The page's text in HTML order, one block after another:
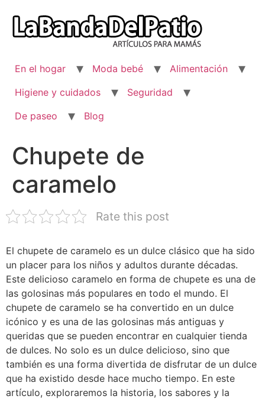
contenido
En el hogar Moda bebé
Alimentación
Higiene y cuidados
Seguridad
De paseo
Blog
Chupete de
caramelo
Rate this post
El chupete de caramelo es un dulce clásico que ha sido
un placer para los niños y adultos durante décadas.
Este delicioso caramelo en forma de chupete es una de
las golosinas más populares en todo el mundo. El
chupete de caramelo se ha convertido en un dulce
icónico y es una de las golosinas más antiguas y
queridas que se pueden encontrar en cualquier tienda
de dulces. No solo es un dulce delicioso, sino que
también es una forma divertida de disfrutar de un dulce
que ha existido desde hace mucho tiempo. En este
artículo, exploraremos la historia, los sabores y la